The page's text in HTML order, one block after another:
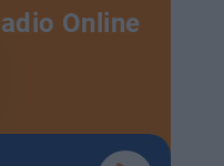
Online